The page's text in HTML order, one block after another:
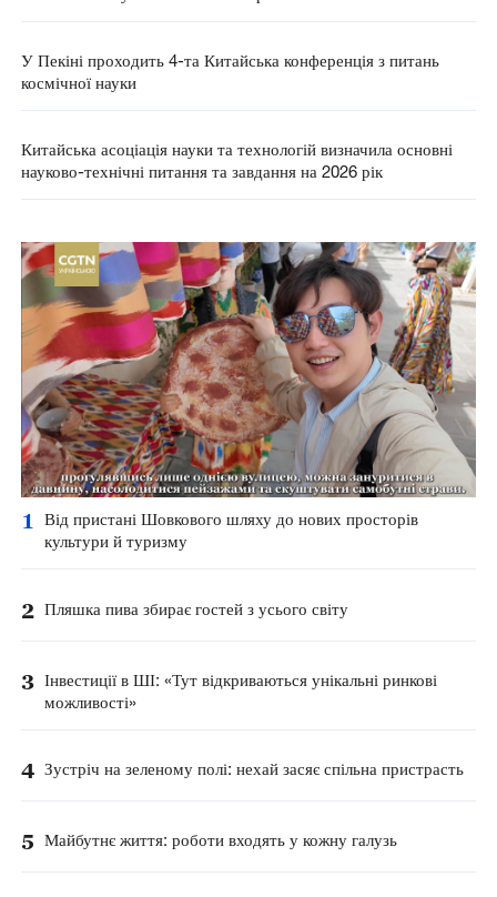
У Пекіні проходить 4-та Китайська конференція з питань
космічної науки
Китайська асоціація науки та технологій визначила основні
науково-технічні питання та завдання на 2026 рік
1
Від пристані Шовкового шляху до нових просторів
культури й туризму
2 Пляшка пива збирає гостей з усього світу
3 Інвестиції в ШІ: «Тут відкриваються унікальні ринкові
можливості»
4 Зустріч на зеленому полі: нехай засяє спільна пристрасть
5 Майбутнє життя: роботи входять у кожну галузь